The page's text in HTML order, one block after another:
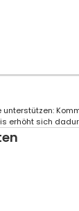
erhöht sich